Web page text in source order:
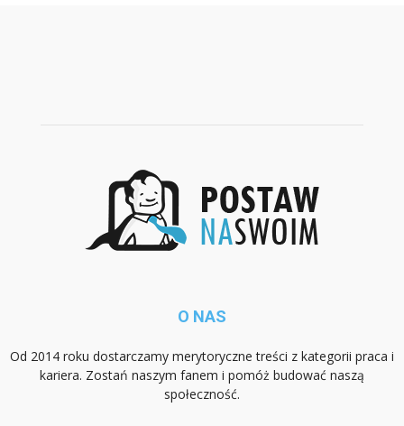
O NAS
Od 2014 roku dostarczamy merytoryczne treści z kategorii praca i
kariera. Zostań naszym fanem i pomóż budować naszą
społeczność.